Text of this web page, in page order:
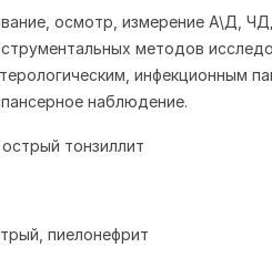
осмотр, измерение А\Д,
методов
инфекционным
наблюдение.
тонзиллит
пиелонефрит